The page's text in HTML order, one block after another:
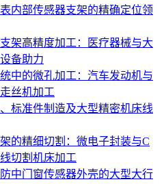
内部传感器支架的精确定位领
架高精度加工：医疗器械与大
备助力
中的微孔加工：汽车发动机与
丝机加工
标准件制造及大型精密机床线
的精细切割：微电子封装与C
切割机床加工
中门窗传感器外壳的大型大行